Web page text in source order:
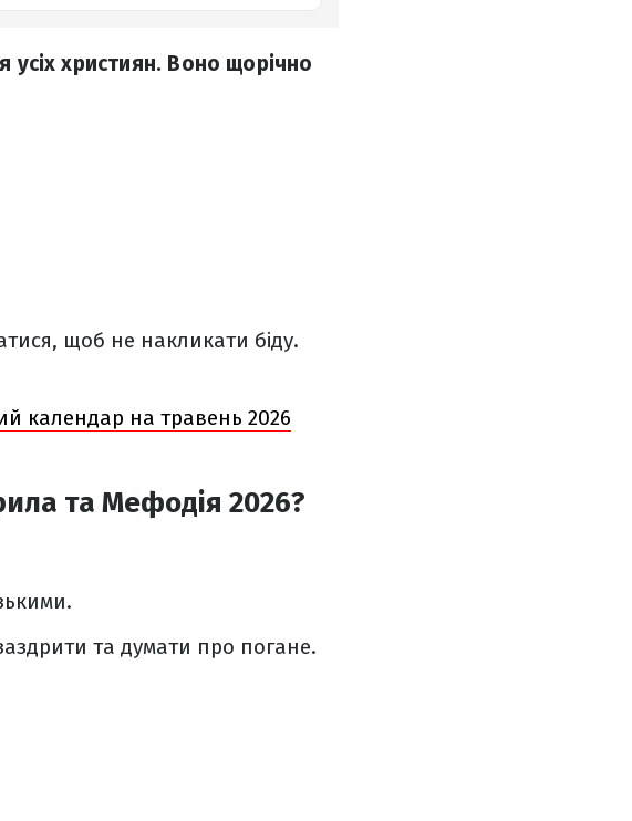
християн. Воно щорічно
щоб не накликати біду.
календар на травень 2026
та Мефодія 2026?
та думати про погане.